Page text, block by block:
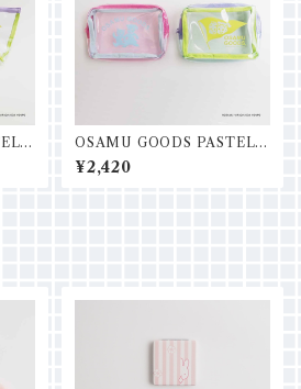
OSAMU GOODS PASTEL
スクエアポーチ
¥2,420